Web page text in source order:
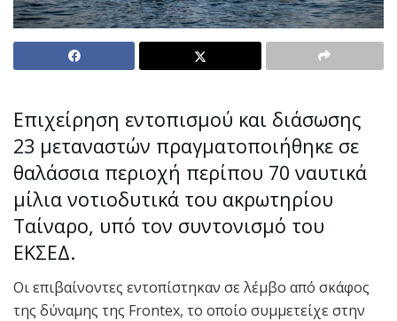
Επιχείρηση εντοπισμού και διάσωσης
23 μεταναστών πραγματοποιήθηκε σε
θαλάσσια περιοχή περίπου 70 ναυτικά
μίλια νοτιοδυτικά του ακρωτηρίου
Ταίναρο, υπό τον συντονισμό του
ΕΚΣΕΔ.
Οι επιβαίνοντες εντοπίστηκαν σε λέμβο από σκάφος
της δύναμης της Frontex, το οποίο συμμετείχε στην